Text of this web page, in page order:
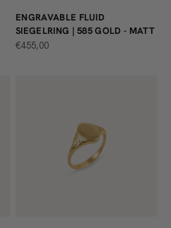
ENGRAVABLE FLUID
SIEGELRING | 585 GOLD - MATT
ANGEBOT
€455,00